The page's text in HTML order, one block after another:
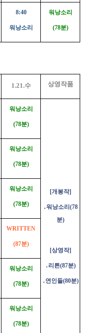
8:40
워낭소리
워낭소리
(78분)
1.21.수 상영작품
워낭소리
(78분)
[개봉작]
․워낭소리(78
분)
[상영작]
․리튼(87분)
․연인들(80분)
워낭소리
(78분)
워낭소리
(78분)
WRITTEN
(87분)
워낭소리
(78분)
워낭소리
(78분)